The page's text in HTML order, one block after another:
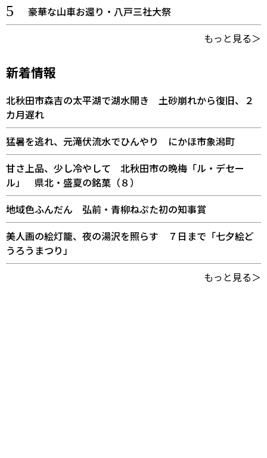
豪華な山車お還り・八戸三社大祭
もっと見る＞
新着情報
北秋田市森吉の太平湖で湖水開き 土砂崩れから復旧、２
カ月遅れ
猛暑を逃れ、元滝伏流水でひんやり にかほ市象潟町
甘さ上品、少し冷やして 北秋田市の晩梅「ル・デセー
ル」 県北・盛夏の銘菓（８）
地域色ふんだん 弘前・青柳ねぷた初の知事賞
美人画の絵灯籠、夜の湯沢を照らす ７日まで「七夕絵ど
うろうまつり」
もっと見る＞